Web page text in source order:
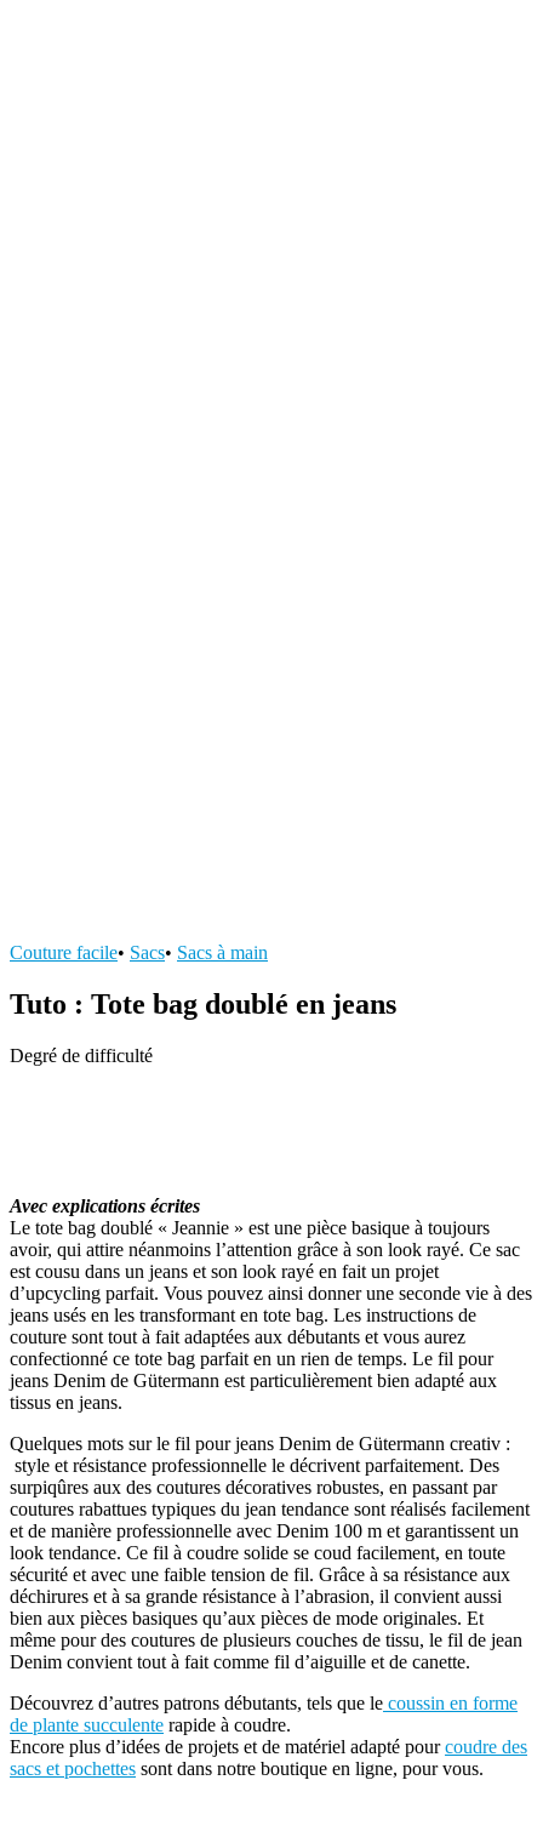
Couture facile• Sacs• Sacs à main
Tuto : Tote bag doublé en jeans
Degré de difficulté
Avec explications écrites
Le tote bag doublé « Jeannie » est une pièce basique à toujours
avoir, qui attire néanmoins l’attention grâce à son look rayé. Ce sac
est cousu dans un jeans et son look rayé en fait un projet
d’upcycling parfait. Vous pouvez ainsi donner une seconde vie à des
jeans usés en les transformant en tote bag. Les instructions de
couture sont tout à fait adaptées aux débutants et vous aurez
confectionné ce tote bag parfait en un rien de temps. Le fil pour
jeans Denim de Gütermann est particulièrement bien adapté aux
tissus en jeans.
Quelques mots sur le fil pour jeans Denim de Gütermann creativ :
style et résistance professionnelle le décrivent parfaitement. Des
surpiqûres aux des coutures décoratives robustes, en passant par
coutures rabattues typiques du jean tendance sont réalisés facilement
et de manière professionnelle avec Denim 100 m et garantissent un
look tendance. Ce fil à coudre solide se coud facilement, en toute
sécurité et avec une faible tension de fil. Grâce à sa résistance aux
déchirures et à sa grande résistance à l’abrasion, il convient aussi
bien aux pièces basiques qu’aux pièces de mode originales. Et
même pour des coutures de plusieurs couches de tissu, le fil de jean
Denim convient tout à fait comme fil d’aiguille et de canette.
Découvrez d’autres patrons débutants, tels que le coussin en forme
de plante succulente rapide à coudre.
Encore plus d’idées de projets et de matériel adapté pourcoudre des
sacs et pochettes sont dans notre boutique en ligne, pour vous.